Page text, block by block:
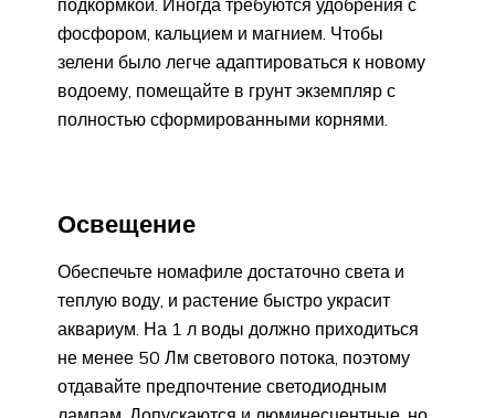
фосфором, кальцием и магнием. Чтобы
зелени было легче адаптироваться к новому
водоему, помещайте в грунт экземпляр с
полностью сформированными корнями.
Освещение
Обеспечьте номафиле достаточно света и
теплую воду, и растение быстро украсит
аквариум. На 1 л воды должно приходиться
не менее 50 Лм светового потока, поэтому
отдавайте предпочтение светодиодным